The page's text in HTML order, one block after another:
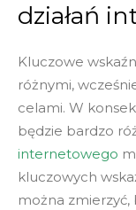
działań
Kluczowe
różnymi,
celami. W
będzie bardzo
internetowego
kluczowych
można zmierzyć,